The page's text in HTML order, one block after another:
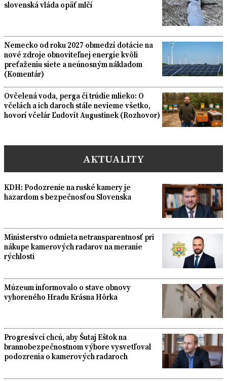
slovenská vláda opäť mlčí
Nemecko od roku 2027 obmedzí dotácie na
nové zdroje obnoviteľnej energie kvôli
preťaženiu siete a neúnosným nákladom
(Komentár)
Ovčelená voda, perga či trúdie mlieko: O
včelách a ich daroch stále nevieme všetko,
hovorí včelár Ľudovít Augustinek (Rozhovor)
AKTUALITY
KDH: Podozrenie na ruské kamery je
hazardom s bezpečnosťou Slovenska
Ministerstvo odmieta netransparentnosť pri
nákupe kamerových radarov na meranie
rýchlosti
Múzeum informovalo o stave obnovy
vyhoreného Hradu Krásna Hôrka
Progresívci chcú, aby Šutaj Eštok na
brannobezpečnostnom výbore vysvetľoval
podozrenia o kamerových radaroch